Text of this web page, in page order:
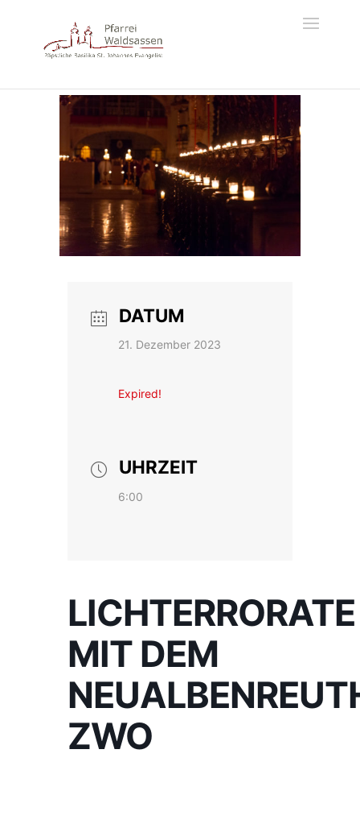
DATUM
21. Dezember 2023
Expired!
UHRZEIT
6:00
LICHTERRORATE
MIT DEM
ZWO